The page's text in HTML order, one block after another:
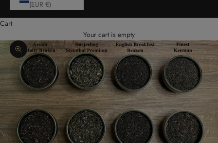
(EUR €)
Cart
Your cart is empty
Zoom picture